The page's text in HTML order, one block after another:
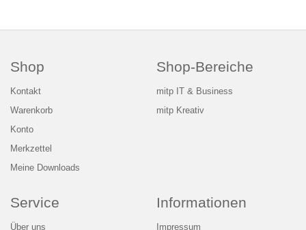
Shop
Kontakt
Warenkorb
Konto
Merkzettel
Meine Downloads
Shop-Bereiche
mitp IT & Business
mitp Kreativ
Service
Über uns
Informationen
Impressum